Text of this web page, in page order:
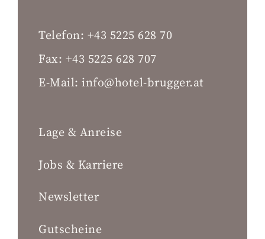
Telefon: +43 5225 628 70
Fax: +43 5225 628 707
E-Mail: info@hotel-brugger.at
Lage & Anreise
Jobs & Karriere
Newsletter
Gutscheine